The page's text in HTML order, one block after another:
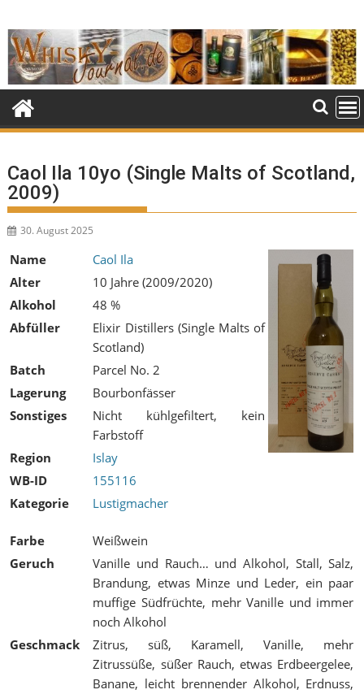
to
content
Caol Ila 10yo (Single Malts of Scotland,
2009)
30. August 2025
Name
Caol Ila
Alter
10 Jahre (2009/2020)
Alkohol
48 %
Abfüller
Elixir Distillers (Single Malts of
Scotland)
Batch
Parcel No. 2
Lagerung
Bourbonfässer
Sonstiges
Nicht kühlgefiltert, kein
Farbstoff
Region
Islay
WB-ID
155116
Kategorie
Lustigmacher
Farbe
Weißwein
Geruch
Vanille und Rauch… und Alkohol, Stall, Salz,
Brandung, etwas Minze und Leder, ein paar
muffige Südfrüchte, mehr Vanille und immer
noch Alkohol
Geschmack
Zitrus, süß, Karamell, Vanille, mehr
Zitrussüße, süßer Rauch, etwas Erdbeergelee,
Banane, leicht brennender Alkohol, Erdnuss,